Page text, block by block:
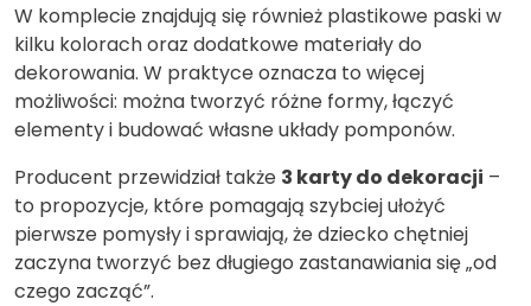
W komplecie znajdują się również plastikowe paski w
kilku kolorach oraz dodatkowe materiały do
dekorowania. W praktyce oznacza to więcej
możliwości: można tworzyć różne formy, łączyć
elementy i budować własne układy pomponów.
Producent przewidział także 3 karty do dekoracji –
to propozycje, które pomagają szybciej ułożyć
pierwsze pomysły i sprawiają, że dziecko chętniej
zaczyna tworzyć bez długiego zastanawiania się „od
czego zacząć”.